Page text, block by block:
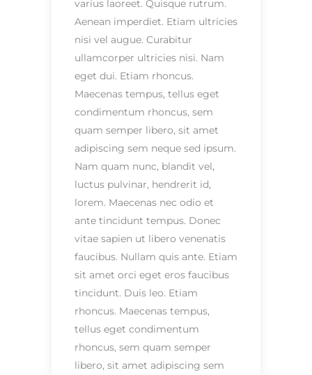
varius laoreet. Quisque rutrum.
Aenean imperdiet. Etiam ultricies
nisi vel augue. Curabitur
ullamcorper ultricies nisi. Nam
eget dui. Etiam rhoncus.
Maecenas tempus, tellus eget
condimentum rhoncus, sem
quam semper libero, sit amet
adipiscing sem neque sed ipsum.
Nam quam nunc, blandit vel,
luctus pulvinar, hendrerit id,
lorem. Maecenas nec odio et
ante tincidunt tempus. Donec
vitae sapien ut libero venenatis
faucibus. Nullam quis ante. Etiam
sit amet orci eget eros faucibus
tincidunt. Duis leo. Etiam
rhoncus. Maecenas tempus,
tellus eget condimentum
rhoncus, sem quam semper
libero, sit amet adipiscing sem